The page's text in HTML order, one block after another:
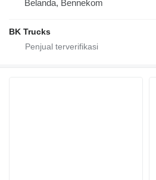
Belanda, Bennekom
BK Trucks